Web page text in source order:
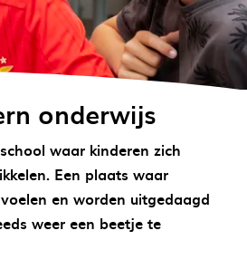
onderwijs
waar kinderen zich
Een plaats waar
en worden uitgedaagd
weer een beetje te